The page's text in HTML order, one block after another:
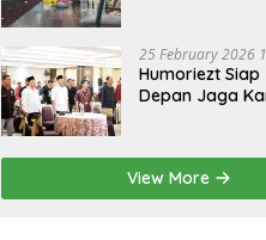
25 February 2026
Humoriezt
Depan Jaga
View More